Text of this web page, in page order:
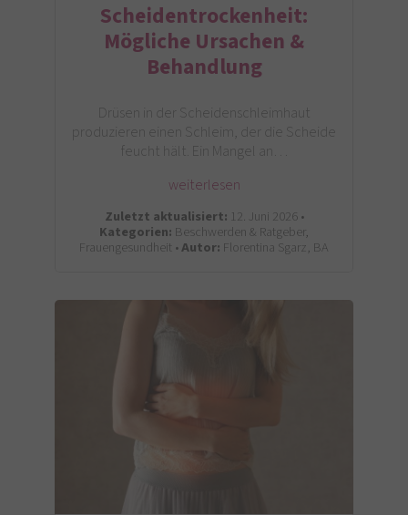
Scheidentrockenheit:
Mögliche Ursachen &
Behandlung
Drüsen in der Scheidenschleimhaut
produzieren einen Schleim, der die Scheide
feucht hält. Ein Mangel an…
weiterlesen
Zuletzt aktualisiert: 12. Juni 2026 •
Kategorien: Beschwerden & Ratgeber,
Frauengesundheit •Autor: Florentina Sgarz, BA